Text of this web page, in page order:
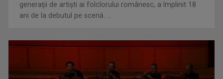
Horaţiu Mălăele ...
generaţii de artişti ai folclorului românesc, a împlinit 18
ani de la debutul pe scenă. ...